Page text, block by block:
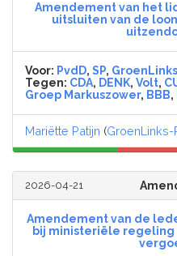
Amendement van het
uitsluiten van de
Voor: PvdD, SP,
Tegen: CDA, DENK, Volt,
Groep Markuszower, BBB,
Mariëtte Patijn (GroenLinks-
2026-04-21
Amendement van de
bij ministeriële